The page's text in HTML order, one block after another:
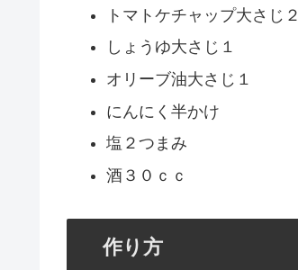
トマトケチャップ大さじ２
しょうゆ大さじ１
オリーブ油大さじ１
にんにく半かけ
塩２つまみ
酒３０ｃｃ
作り方